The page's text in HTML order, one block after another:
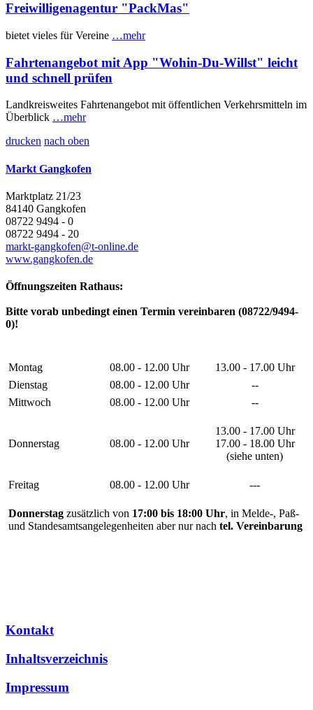
Freiwilligenagentur "PackMas"
bietet vieles für Vereine …mehr
Fahrtenangebot mit App "Wohin-Du-Willst" leicht
und schnell prüfen
Landkreisweites Fahrtenangebot mit öffentlichen Verkehrsmitteln im
Überblick …mehr
drucken nach oben
Markt Gangkofen
Marktplatz 21/23
84140 Gangkofen
08722 9494 - 0
08722 9494 - 20
markt-gangkofen@t-online.de
www.gangkofen.de
Öffnungszeiten Rathaus:
Bitte vorab unbedingt einen Termin vereinbaren (08722/9494-
0)!
Montag 08.00 - 12.00 Uhr
13.00 - 17.00 Uhr
Dienstag
08.00 - 12.00 Uhr
--
Mittwoch
08.00 - 12.00 Uhr --
Donnerstag 08.00 - 12.00 Uhr
13.00 - 17.00 Uhr
17.00 - 18.00 Uhr
(siehe unten)
Freitag 08.00 - 12.00 Uhr ---
Donnerstag zusätzlich von 17:00 bis 18:00 Uhr, in Melde-, Paß-
und Standesamtsangelegenheiten aber nur nach tel. Vereinbarung
Kontakt
Inhaltsverzeichnis
Impressum